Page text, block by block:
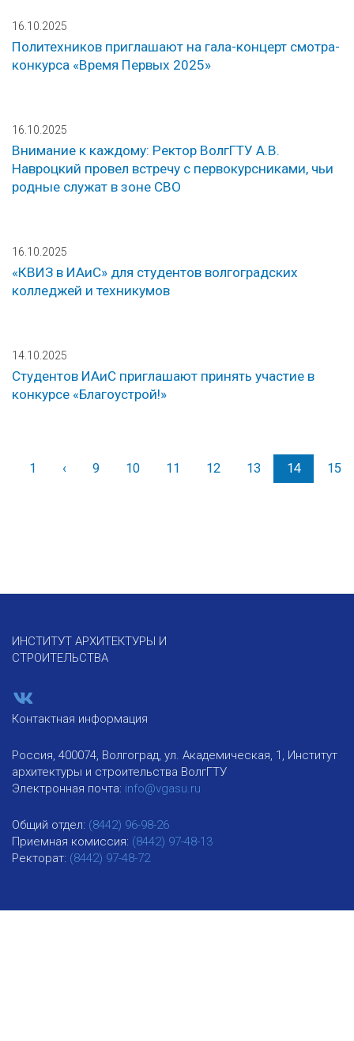
16.10.2025
Политехников приглашают на гала-концерт смотра-
конкурса «Время Первых 2025»
16.10.2025
Внимание к каждому: Ректор ВолгГТУ А.В.
Навроцкий провел встречу с первокурсниками, чьи
родные служат в зоне СВО
16.10.2025
«КВИЗ в ИАиС» для студентов волгоградских
колледжей и техникумов
14.10.2025
Студентов ИАиС приглашают принять участие в
конкурсе «Благоустрой!»
1 ‹Назад
9 10 11 12 13 14 15
ИНСТИТУТ АРХИТЕКТУРЫ И
СТРОИТЕЛЬСТВА
Контактная информация
Россия, 400074, Волгоград, ул. Академическая, 1, Институт
архитектуры и строительства ВолгГТУ
Электронная почта: info@vgasu.ru
Общий отдел: (8442) 96-98-26
Приемная комиссия: (8442) 97-48-13
Ректорат: (8442) 97-48-72